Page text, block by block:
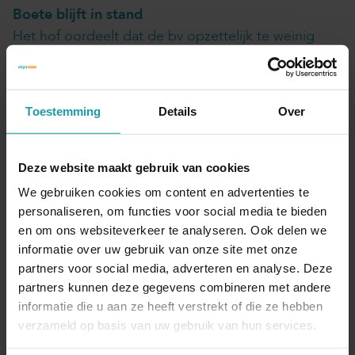
Toestemming Details Over
Deze website maakt gebruik van cookies
We gebruiken cookies om content en advertenties te
personaliseren, om functies voor social media te bieden
en om ons websiteverkeer te analyseren. Ook delen we
informatie over uw gebruik van onze site met onze
partners voor social media, adverteren en analyse. Deze
partners kunnen deze gegevens combineren met andere
informatie die u aan ze heeft verstrekt of die ze hebben
verzameld op basis van uw gebruik van hun services.
Boete blijft in stand
Het hof oordeelt dat de bv opzettelijk te weinig
belasting heeft afgedragen. De bestuurders
werkten nauw samen met de buitenlandse partijen
kunstmatige karakter van de structuur. Zij wisten dat
betaald. Toch claimden zij de vermindering. Dat de
bv zich liet bijstaan door een
belastingadvieskantoor, maakt het standpunt niet
pleitbaar. De boete van 50% is passend, ook al gaat
het om ruim € 22 miljoen.
Gepubliceerd op 16 april 2026
Interessant? Deel dit artikel